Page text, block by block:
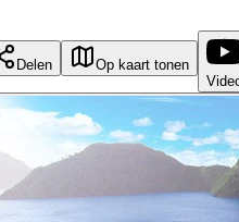
Delen
Op kaart tonen